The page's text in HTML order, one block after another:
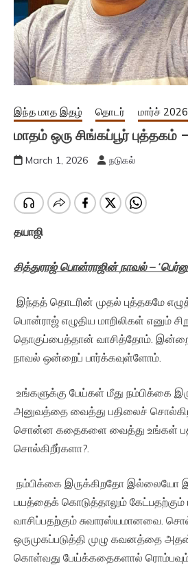
இந்த மாத இதழ் தொடர் மார்ச் 2026
மாதம் ஒரு சிங்கப்பூர்
March 1, 2026 நடுகல்
தயாஜி
சித்துராஜ் பொன்ராஜின் நாவல்– ‘
இந்தத் தொடரின் முதல் புத்தகமே
பொன்ராஜ் எழுதிய மாறிலிகள் எனும்
தொகுப்பைத்தான் வாசித்தோம்.
நாவல் ஒன்றைப் பார்க்கவுள்ளோம்.
உங்களுக்கு பேய்கள் மீது நம்பிக்கை
அனுவத்தை வைத்து பதிலைச்
சொன்ன கதைகளை வைத்து உங்கள்
சொல்கிறீர்களா?.
நம்பிக்கை இருக்கிறதோ இல்லையோ
பயத்தைக் கொடுத்தாலும் கேட்பதற்கும்
வாசிப்பதற்கும் சுவாரஸ்யமானவை.
ஒருமுகப்படுத்தி முழு கவனத்தை
கொள்வது பேய்க்கதைகளால்